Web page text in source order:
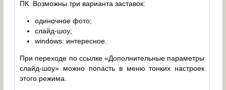
ПК. Возможны три варианта заставок:
одиночное фото;
слайд-шоу;
windows: интересное.
При переходе по ссылке «Дополнительные параметры
слайд-шоу» можно попасть в меню тонких настроек
этого режима.